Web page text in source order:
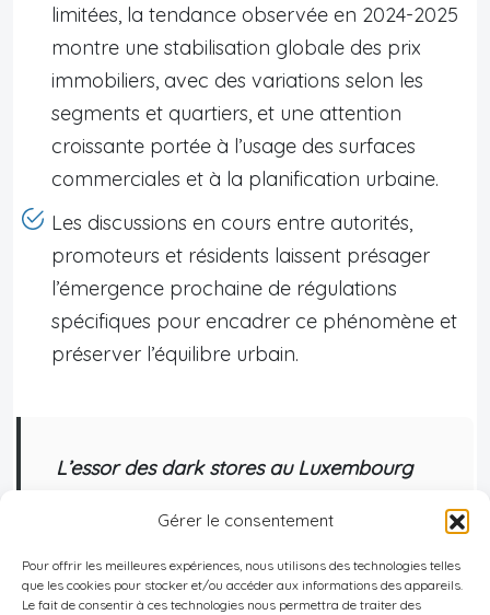
Gérer le consentement
Pour offrir les meilleures expériences, nous utilisons des technologies telles
que les cookies pour stocker et/ou accéder aux informations des appareils.
Le fait de consentir à ces technologies nous permettra de traiter des
limitées, la tendance observée en 2024-2025
montre une stabilisation globale des prix
immobiliers, avec des variations selon les
segments et quartiers, et une attention
croissante portée à l’usage des surfaces
commerciales et à la planification urbaine.
Les discussions en cours entre autorités,
promoteurs et résidents laissent présager
l’émergence prochaine de régulations
spécifiques pour encadrer ce phénomène et
préserver l’équilibre urbain.
L’essor des dark stores au Luxembourg
transformation urbaine, nécessitant une
adaptation rapide des politiques
publiques et une réflexion sur l’avenir des